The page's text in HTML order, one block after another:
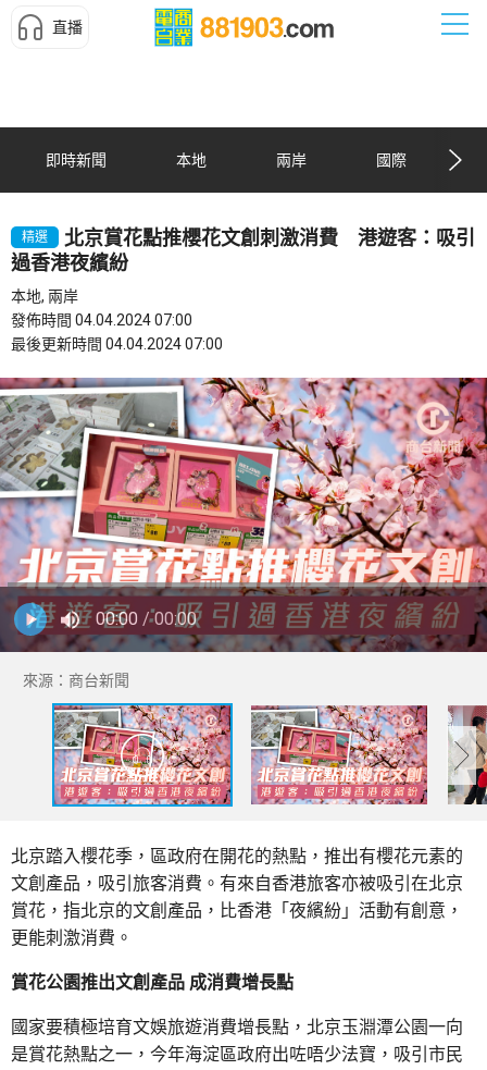
直播
即時新聞 本地 兩岸 國際
精選
北京賞花點推櫻花文創刺激消費 港遊客：吸引
過香港夜繽紛
本地, 兩岸
發佈時間 04.04.2024 07:00
最後更新時間 04.04.2024 07:00
00:00 / 00:00
來源：商台新聞
北京踏入櫻花季，區政府在開花的熱點，推出有櫻花元素的
文創產品，吸引旅客消費。有來自香港旅客亦被吸引在北京
賞花，指北京的文創產品，比香港「夜繽紛」活動有創意，
更能刺激消費。
賞花公園推出文創產品 成消費增長點
國家要積極培育文娛旅遊消費增長點，北京玉淵潭公園一向
是賞花熱點之一，今年海淀區政府出咗唔少法寶，吸引市民